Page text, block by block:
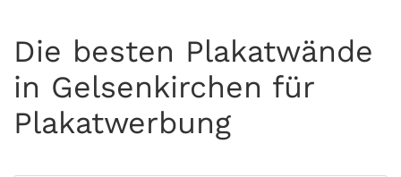
Die besten Plakatwände
in Gelsenkirchen für
Plakatwerbung